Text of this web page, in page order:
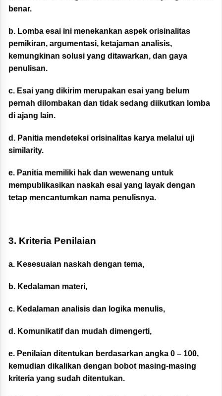
benar.
b. Lomba esai ini menekankan aspek orisinalitas
pemikiran, argumentasi, ketajaman analisis,
kemungkinan solusi yang ditawarkan, dan gaya
penulisan.
c. Esai yang dikirim merupakan esai yang belum
pernah dilombakan dan tidak sedang diikutkan lomba
di ajang lain.
d. Panitia mendeteksi orisinalitas karya melalui uji
similarity.
e. Panitia memiliki hak dan wewenang untuk
mempublikasikan naskah esai yang layak dengan
tetap mencantumkan nama penulisnya.
3. Kriteria Penilaian
a. Kesesuaian naskah dengan tema,
b. Kedalaman materi,
c. Kedalaman analisis dan logika menulis,
d. Komunikatif dan mudah dimengerti,
e. Penilaian ditentukan berdasarkan angka 0 – 100,
kemudian dikalikan dengan bobot masing-masing
kriteria yang sudah ditentukan.